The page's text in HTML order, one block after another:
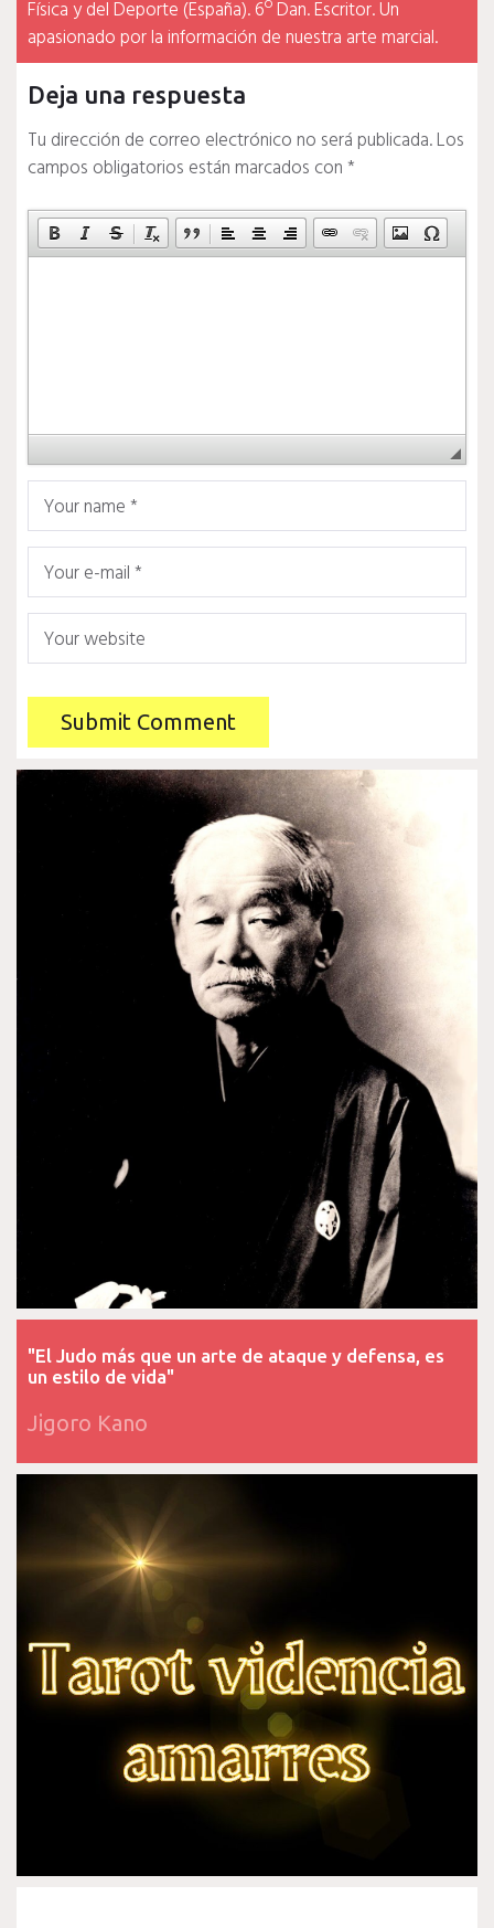
Física y del Deporte (España). 6º Dan. Escritor. Un
apasionado por la información de nuestra arte marcial.
Deja una respuesta
Tu dirección de correo electrónico no será publicada.Los
campos obligatorios están marcados con*
"El Judo más que un arte de ataque y defensa, es
un estilo de vida"
Jigoro Kano